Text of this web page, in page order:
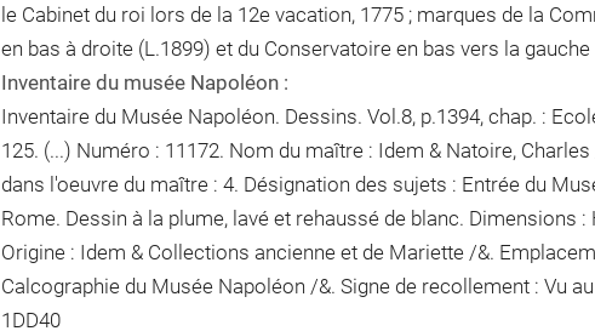
le Cabinet du roi lors de la 12e vacation, 1775 ; marques de la
en bas à droite (L.1899) et du Conservatoire en bas vers la gauche
Inventaire du musée Napoléon :
Inventaire du Musée Napoléon. Dessins. Vol.8, p.1394, chap. :
125. (...) Numéro : 11172. Nom du maître : Idem & Natoire,
dans l'oeuvre du maître : 4. Désignation des sujets : Entrée du
Rome. Dessin à la plume, lavé et rehaussé de blanc. Dimensions :
Origine : Idem & Collections ancienne et de Mariette /&.
Calcographie du Musée Napoléon /&. Signe de recollement : Vu
1DD40